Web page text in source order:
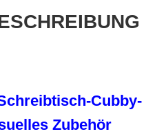
Cubby-
Zubehör